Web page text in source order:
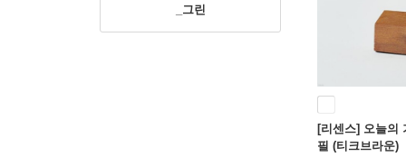
_그린
[리센스] 오늘의
필 (티크브라운)